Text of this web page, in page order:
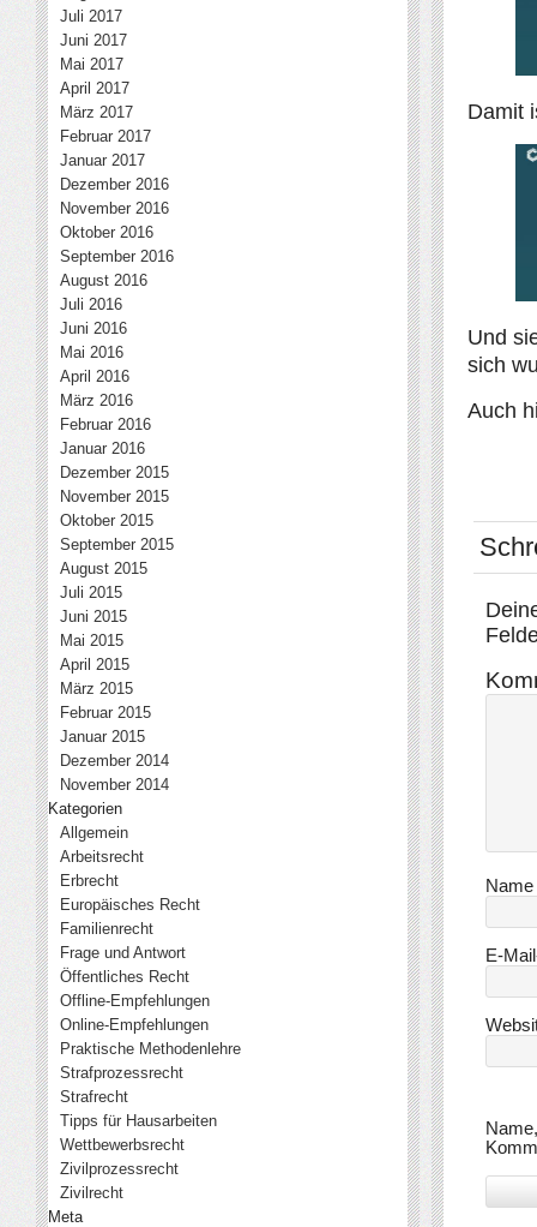
Damit
Und
sich
Auch
Name
E-
Juli 2017
Juni 2017
Mai 2017
April 2017
März 2017
Februar 2017
Januar 2017
Dezember 2016
November 2016
Oktober 2016
September 2016
August 2016
Juli 2016
Juni 2016
Mai 2016
April 2016
März 2016
Februar 2016
Januar 2016
Dezember 2015
November 2015
Oktober 2015
September 2015
August 2015
Juli 2015
Juni 2015
Mai 2015
April 2015
März 2015
Februar 2015
Januar 2015
Dezember 2014
November 2014
Kategorien
Allgemein
Arbeitsrecht
Erbrecht
Europäisches Recht
Familienrecht
Frage und Antwort
Öffentliches Recht
Offline-Empfehlungen
Online-Empfehlungen
Praktische Methodenlehre
Strafprozessrecht
Strafrecht
Tipps für Hausarbeiten
Wettbewerbsrecht
Zivilprozessrecht
Zivilrecht
Meta